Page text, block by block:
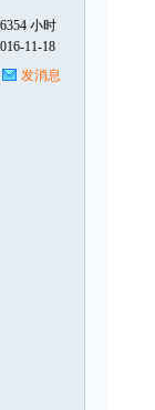
小时
11-18
发消息